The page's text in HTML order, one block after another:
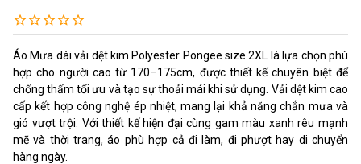
Áo Mưa dài vải dệt kim Polyester Pongee size 2XL là lựa chọn phù
hợp cho người cao từ 170–175cm, được thiết kế chuyên biệt để
chống thấm tối ưu và tạo sự thoải mái khi sử dụng. Vải dệt kim cao
cấp kết hợp công nghệ ép nhiệt, mang lại khả năng chắn mưa và
gió vượt trội. Với thiết kế hiện đại cùng gam màu xanh rêu mạnh
mẽ và thời trang, áo phù hợp cả đi làm, đi phượt hay di chuyển
hàng ngày.